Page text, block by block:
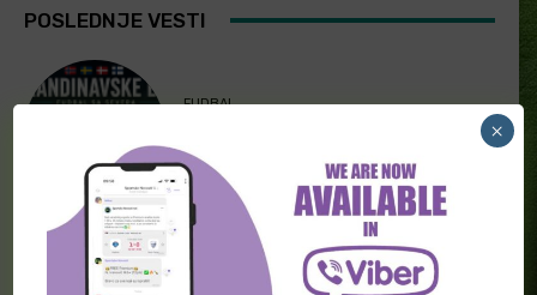
POSLEDNJE VESTI
FUDBAL
Avgust
TRANSFERI FUDBAL
×